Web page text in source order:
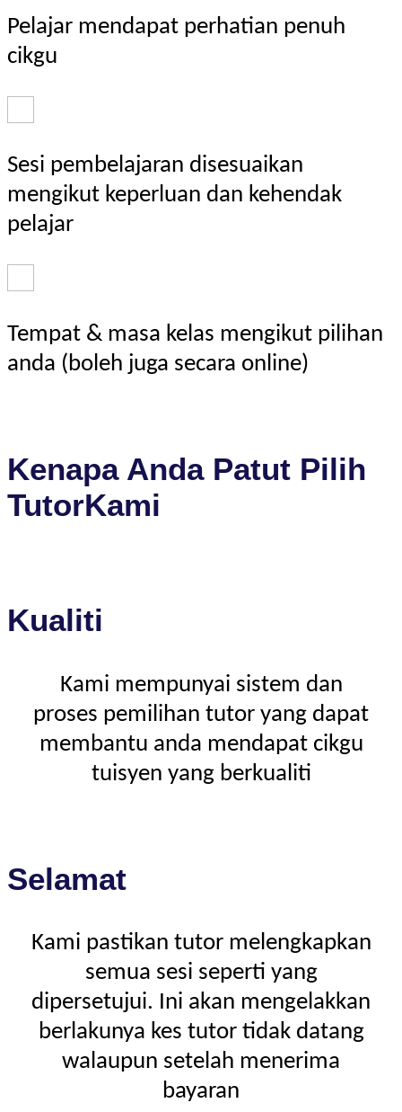
Pelajar mendapat perhatian penuh
cikgu
Sesi pembelajaran disesuaikan
mengikut keperluan dan kehendak
pelajar
Tempat & masa kelas mengikut pilihan
anda (boleh juga secara online)
Kenapa Anda Patut Pilih
TutorKami
Kualiti
Kami mempunyai sistem dan
proses pemilihan tutor yang dapat
membantu anda mendapat cikgu
tuisyen yang berkualiti
Selamat
Kami pastikan tutor melengkapkan
semua sesi seperti yang
dipersetujui. Ini akan mengelakkan
berlakunya kes tutor tidak datang
walaupun setelah menerima
bayaran